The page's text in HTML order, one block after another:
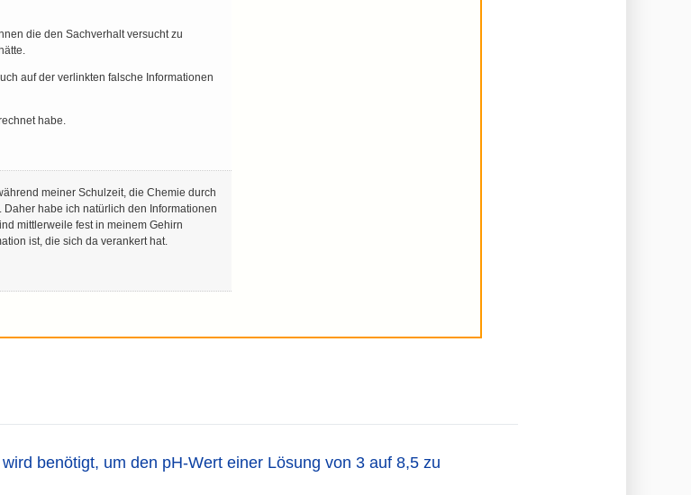
die den Sachverhalt versucht zu
auf der verlinkten falsche Informationen
habe.
meiner Schulzeit, die Chemie durch
habe ich natürlich den Informationen
mittlerweile fest in meinem Gehirn
ist, die sich da verankert hat.
benötigt, um den pH-Wert einer Lösung von 3 auf 8,5 zu